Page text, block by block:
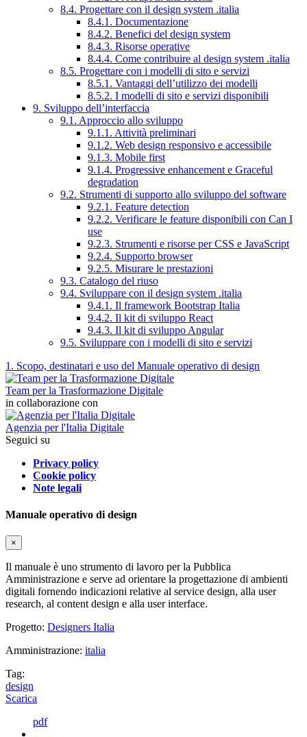
8.4. Progettare con il design system .italia
8.4.1. Documentazione
8.4.2. Benefici del design system
8.4.3. Risorse operative
8.4.4. Come contribuire al design system .italia
8.5. Progettare con i modelli di sito e servizi
8.5.1. Vantaggi dell’utilizzo dei modelli
8.5.2. I modelli di sito e servizi disponibili
9. Sviluppo dell’interfaccia
9.1. Approccio allo sviluppo
9.1.1. Attività preliminari
9.1.2. Web design responsivo e accessibile
9.1.3. Mobile first
9.1.4. Progressive enhancement e Graceful
degradation
9.2. Strumenti di supporto allo sviluppo del software
9.2.1. Feature detection
9.2.2. Verificare le feature disponibili con Can I
use
9.2.3. Strumenti e risorse per CSS e JavaScript
9.2.4. Supporto browser
9.2.5. Misurare le prestazioni
9.3. Catalogo del riuso
9.4. Sviluppare con il design system .italia
9.4.1. Il framework Bootstrap Italia
9.4.2. Il kit di sviluppo React
9.4.3. Il kit di sviluppo Angular
9.5. Sviluppare con i modelli di sito e servizi
1. Scopo, destinatari e uso del Manuale operativo di design
Team per la Trasformazione Digitale
in collaborazione con
Agenzia per l'Italia Digitale
Seguici su
Privacy policy
Cookie policy
Note legali
Manuale operativo di design
×
Il manuale è uno strumento di lavoro per la Pubblica
Amministrazione e serve ad orientare la progettazione di ambienti
digitali fornendo indicazioni relative al service design, alla user
research, al content design e alla user interface.
Progetto: Designers Italia
Amministrazione: italia
Tag:
design
Scarica
pdf